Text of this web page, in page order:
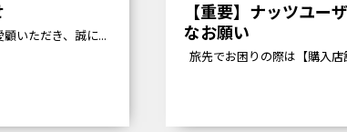
いただき、誠に...
【重要】ナッツユー
なお願い
旅先でお困りの際は【購入店